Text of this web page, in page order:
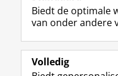
Studiekiezers
Alumni
Biedt de optimale
van onder andere
Volledig